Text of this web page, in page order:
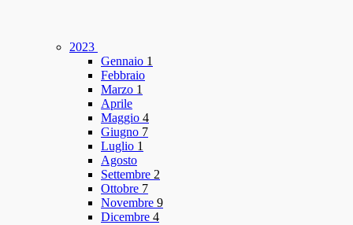
2023
Gennaio 1
Febbraio
Marzo 1
Aprile
Maggio 4
Giugno 7
Luglio 1
Agosto
Settembre 2
Ottobre 7
Novembre 9
Dicembre 4